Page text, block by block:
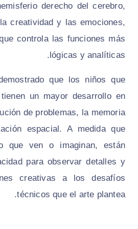
derecho del cerebro,
creatividad y las emociones,
controla las funciones más
lógicas y analíticas.
que los niños que
un mayor desarrollo en
de problemas, la memoria
espacial. A medida que
que ven o imaginan, están
para observar detalles y
creativas a los desafíos
técnicos que el arte plantea.